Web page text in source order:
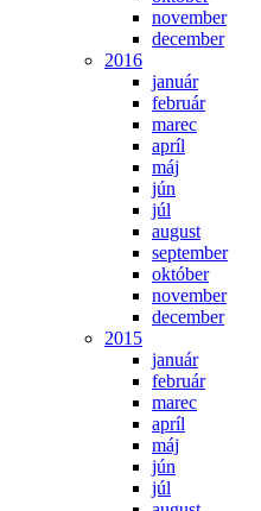
november
december
2016
január
február
marec
apríl
máj
jún
júl
august
september
október
november
december
2015
január
február
marec
apríl
máj
jún
júl